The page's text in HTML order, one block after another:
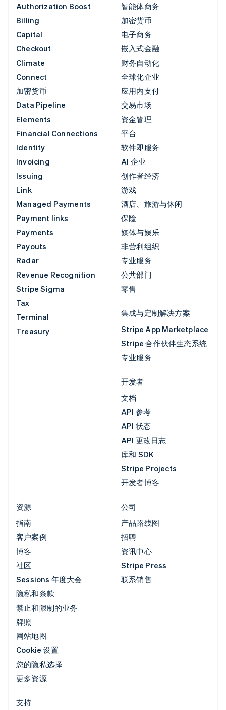
Authorization Boost
Billing
Capital
Checkout
Climate
Connect
加密货币
Data Pipeline
Elements
Financial Connections
Identity
Invoicing
Issuing
Link
Managed Payments
Payment links
Payments
Payouts
Radar
Revenue Recognition
Stripe Sigma
Tax
Terminal
Treasury
智能体商务
加密货币
电子商务
嵌入式金融
财务自动化
全球化企业
应用内支付
交易市场
资金管理
平台
软件即服务
AI 企业
创作者经济
游戏
酒店、旅游与休闲
保险
媒体与娱乐
非营利组织
专业服务
公共部门
零售
集成与定制解决方案
Stripe App Marketplace
Stripe 合作伙伴生态系统
专业服务
开发者
文档
API 参考
API 状态
API 更改日志
库和 SDK
Stripe Projects
开发者博客
资源
指南
客户案例
博客
社区
Sessions 年度大会
隐私和条款
禁止和限制的业务
牌照
网站地图
Cookie 设置
您的隐私选择
更多资源
公司
产品路线图
招聘
资讯中心
Stripe Press
联系销售
支持